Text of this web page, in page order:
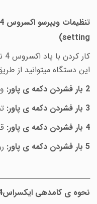
تنظیمات ویپرسو اکسروس 4 نانو (
setting
)
این دستگاه میتوانید از
2 بار فشردن دکمه ی پاور:
3 بار فشردن دکمه ی پاور:
4 بار فشردن دکمه ی پاور:
5 بار فشردن دکمه ی پاور:
نحوه ی کامدهی ایکسراس4نانو (